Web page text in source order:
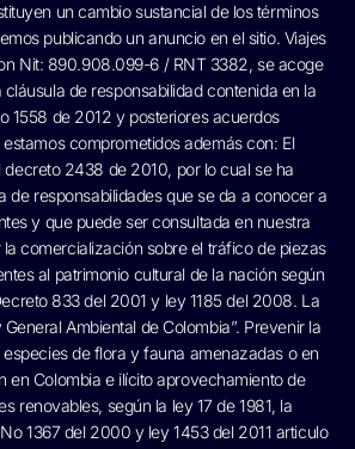
un cambio sustancial de los términos
publicando un anuncio en el sitio. Viajes
Nit: 890.908.099-6 / RNT 3382, se acoge
cláusula de responsabilidad contenida en la
1558 de 2012 y posteriores acuerdos
comprometidos además con: El
decreto 2438 de 2010, por lo cual se ha
de responsabilidades que se da a conocer a
y que puede ser consultada en nuestra
comercialización sobre el tráfico de piezas
al patrimonio cultural de la nación según
833 del 2001 y ley 1185 del 2008. La
Ambiental de Colombia”. Prevenir la
de flora y fauna amenazadas o en
en Colombia e ilícito aprovechamiento de
renovables, según la ley 17 de 1981, la
1367 del 2000 y ley 1453 del 2011 articulo